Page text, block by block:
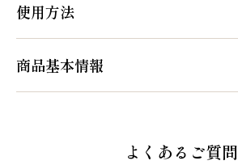
使用方法
[ご使用方法]
ゆっくり押し当てるように。
商品基本情報
よくあるご質問